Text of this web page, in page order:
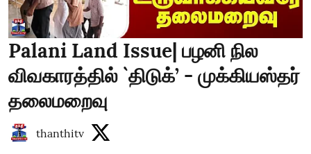
Palani Land Issue| பழனி நில
விவகாரத்தில் `திடுக்’ - முக்கியஸ்தர்
தலைமறைவு
thanthitv